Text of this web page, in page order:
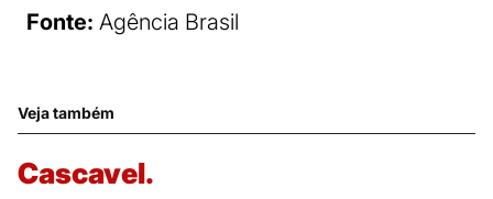
Fonte: Agência Brasil
Veja também
Cascavel.